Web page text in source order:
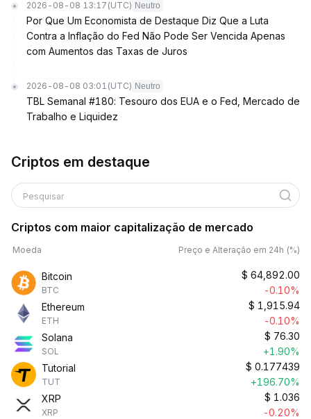
2026-08-08 13:17 (UTC) Neutro
Por Que Um Economista de Destaque Diz Que a Luta
Contra a Inflação do Fed Não Pode Ser Vencida Apenas
com Aumentos das Taxas de Juros
2026-08-08 03:01 (UTC) Neutro
TBL Semanal #180: Tesouro dos EUA e o Fed, Mercado de
Trabalho e Liquidez
Criptos em destaque
Pesquisar
Criptos com maior capitalização de mercado
Moeda Preço e Alteração em 24h (%)
Bitcoin
BTC
$ 64,892.00
-0.10%
Ethereum
ETH
$ 1,915.94
-0.10%
Solana
SOL
$ 76.30
+1.90%
Tutorial
TUT
$ 0.177439
+196.70%
XRP
XRP
$ 1.036
-0.20%